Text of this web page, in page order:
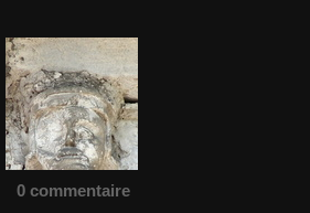
0 commentaire